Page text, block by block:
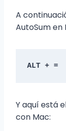
A
AutoSum en
ALT + =
Y aquí está
con Mac: